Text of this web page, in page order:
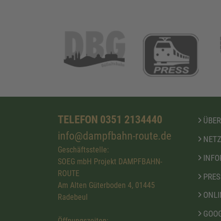
TELEFON 0351 2134440
info@dampfbahn-route.de
Geschäftsstelle:
SOEG mbH Projekt DAMPFBAHN-
ROUTE
Am Alten Güterboden 4, 01445
Radebeul